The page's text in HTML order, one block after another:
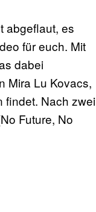
abgeflaut, es
für euch. Mit
dabei
Mira Lu Kovacs,
findet. Nach zwei
Future, No